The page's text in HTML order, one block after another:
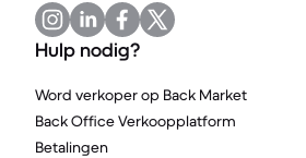
Hulp nodig?
Word verkoper op Back Market
Back Office Verkoopplatform
Betalingen